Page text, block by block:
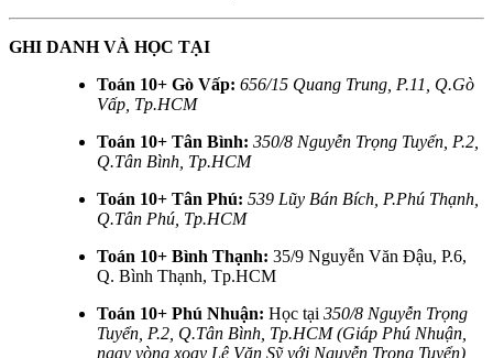
GHI DANH VÀ HỌC TẠI
Toán 10+ Gò Vấp: 656/15 Quang Trung, P.11, Q.Gò
Vấp, Tp.HCM
Toán 10+ Tân Bình: 350/8 Nguyễn Trọng Tuyển, P.2,
Q.Tân Bình, Tp.HCM
Toán 10+ Tân Phú: 539 Lũy Bán Bích, P.Phú Thạnh,
Q.Tân Phú, Tp.HCM
Toán 10+ Bình Thạnh: 35/9 Nguyễn Văn Đậu, P.6,
Q. Bình Thạnh, Tp.HCM
Toán 10+ Phú Nhuận: Học tại 350/8 Nguyễn Trọng
Tuyển, P.2, Q.Tân Bình, Tp.HCM (Giáp Phú Nhuận,
ngay vòng xoay Lê Văn Sỹ với Nguyễn Trọng Tuyển)